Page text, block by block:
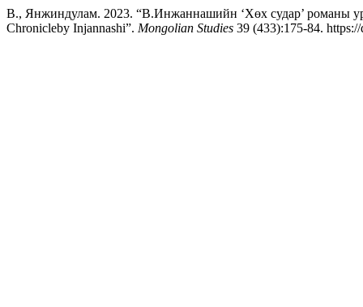
В., Янжиндулам. 2023. “В.Инжаннашийн ‘Хөх судар’ романы
Chronicleby Injannashi”. Mongolian Studies 39 (433):175-84.